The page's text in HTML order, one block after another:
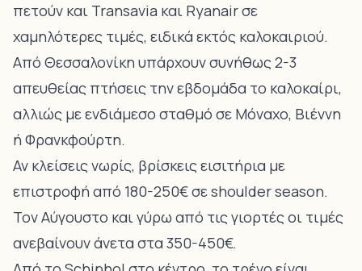
πετούν και Transavia και Ryanair σε
χαμηλότερες τιμές, ειδικά εκτός καλοκαιριού.
Από Θεσσαλονίκη υπάρχουν συνήθως 2-3
απευθείας πτήσεις την εβδομάδα το καλοκαίρι,
αλλιώς με ενδιάμεσο σταθμό σε Μόναχο, Βιέννη
ή Φρανκφούρτη.
Αν κλείσεις νωρίς, βρίσκεις εισιτήρια με
επιστροφή από 180-250€ σε shoulder season.
Τον Αύγουστο και γύρω από τις γιορτές οι τιμές
ανεβαίνουν άνετα στα 350-450€.